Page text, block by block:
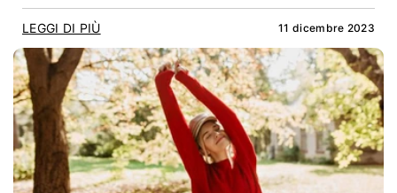
LEGGI DI PIÙ 11 dicembre 2023